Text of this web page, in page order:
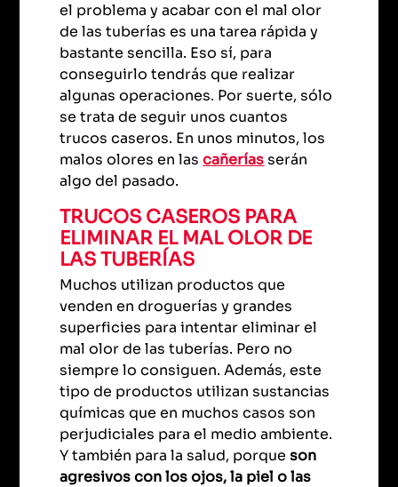
el problema y acabar con el mal olor
de las tuberías es una tarea rápida y
bastante sencilla. Eso sí, para
conseguirlo tendrás que realizar
algunas operaciones. Por suerte, sólo
se trata de seguir unos cuantos
trucos caseros. En unos minutos, los
malos olores en lascañeríasserán
algo del pasado.
TRUCOS CASEROS PARA
ELIMINAR EL MAL OLOR DE
LAS TUBERÍAS
Muchos utilizan productos que
venden en droguerías y grandes
superficies para intentar eliminar el
mal olor de las tuberías. Pero no
siempre lo consiguen. Además, este
tipo de productos utilizan sustancias
químicas que en muchos casos son
perjudiciales para el medio ambiente.
Y también para la salud, porqueson
agresivos con los ojos, la piel o las